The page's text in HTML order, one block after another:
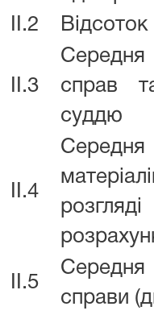
II.2
II.3
справ
суддю
II.4
II.5
справи